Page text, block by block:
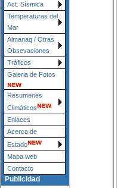
Act. Sísmica
Temperaturas del
Mar
Almanaq / Otras
Obsevaciones
Tráficos
Galeria de Fotos
Resumenes
Climáticos
Enlaces
Acerca de
Estado
Mapa web
Contacto
Publicidad